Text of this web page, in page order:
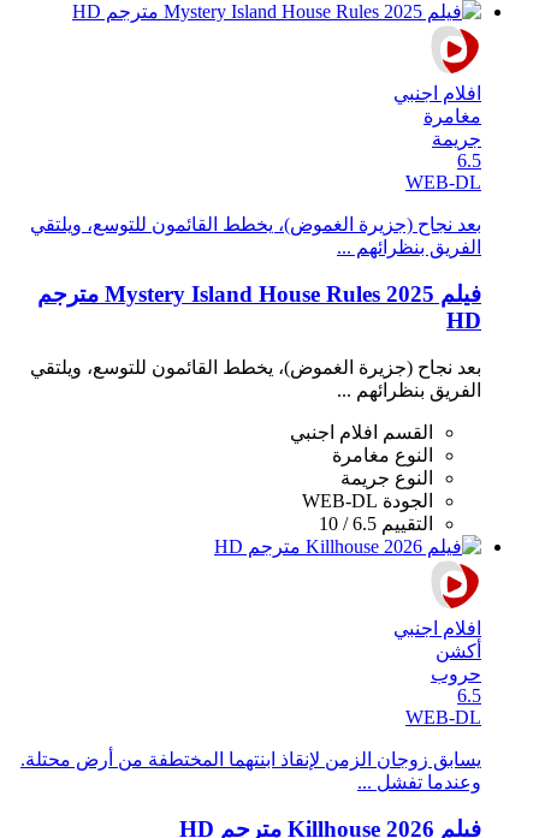
افلام اجنبي
مغامرة
جريمة
6.5
WEB-DL
بعد نجاح (جزيرة الغموض)، يخطط القائمون للتوسع، ويلتقي
الفريق بنظرائهم ...
فيلم Mystery Island House Rules 2025 مترجم
HD
بعد نجاح (جزيرة الغموض)، يخطط القائمون للتوسع، ويلتقي
الفريق بنظرائهم ...
القسم
افلام اجنبي
النوع مغامرة
النوع جريمة
الجودة WEB-DL
التقييم 6.5 / 10
افلام اجنبي
أكشن
حروب
6.5
WEB-DL
يسابق زوجان الزمن لإنقاذ ابنتهما المختطفة من أرض محتلة.
وعندما تفشل ...
فيلم Killhouse 2026 مترجم HD